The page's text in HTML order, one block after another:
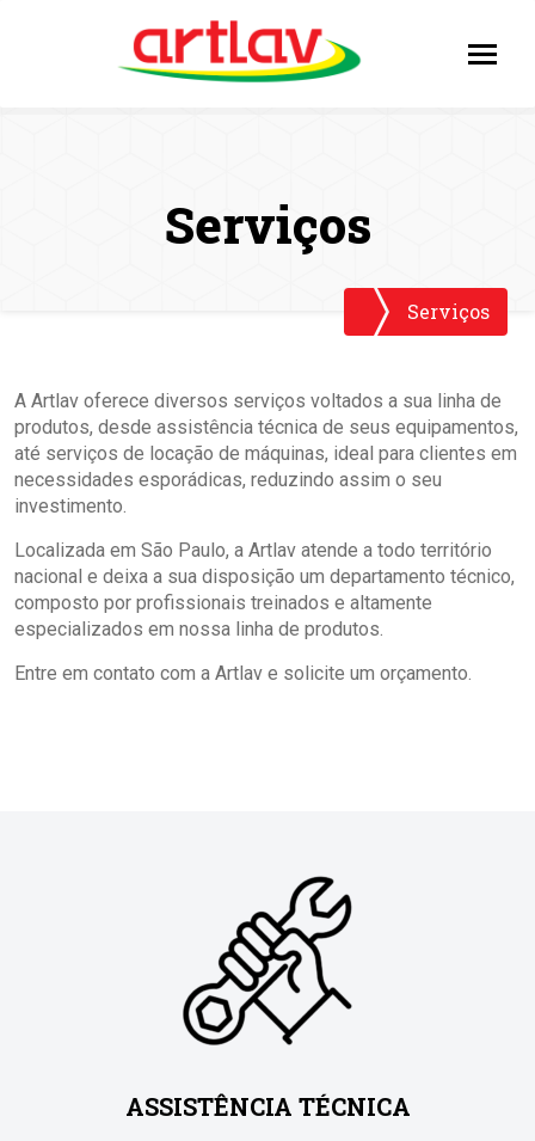
Serviços
Serviços
A Artlav oferece diversos serviços voltados a sua linha de
produtos, desde assistência técnica de seus equipamentos,
até serviços de locação de máquinas, ideal para clientes em
necessidades esporádicas, reduzindo assim o seu
investimento.
Localizada em São Paulo, a Artlav atende a todo território
nacional e deixa a sua disposição um departamento técnico,
composto por profissionais treinados e altamente
especializados em nossa linha de produtos.
Entre em contato com a Artlav e solicite um orçamento.
ASSISTÊNCIA TÉCNICA